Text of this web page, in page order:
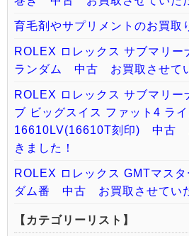
育毛剤やサプリメントのお買取
ROLEX ロレックス サブマリー
ランダム 中古 お買取させて
ROLEX ロレックス サブマリー
ブ ビッグスイス ファット4 ラ
16610LV(16610T刻印) 中古
きました！
ROLEX ロレックス GMTマス
ダム番 中古 お買取させてい
【カテゴリーリスト】